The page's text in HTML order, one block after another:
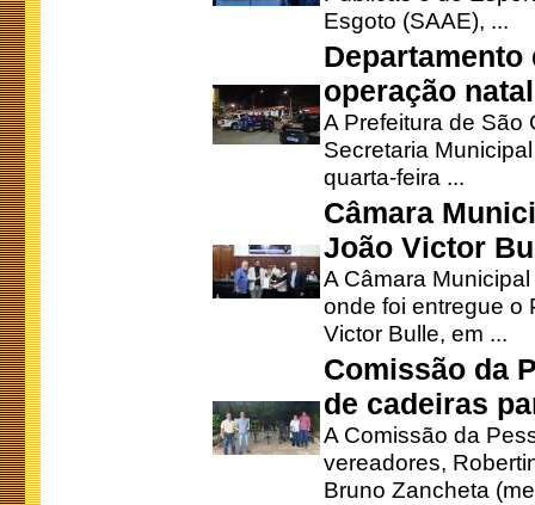
Esgoto (SAAE), ...
operação
A Prefeitura de São
Secretaria
quarta-feira ...
Câmara
João Victor
A Câmara
onde foi entregue o
Victor Bulle, em ...
Comissão da
de cadeiras
A Comissão da
vereadores,
Bruno Zancheta